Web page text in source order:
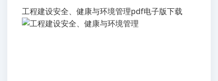
工程建设安全、健康与环境管理pdf电子版下载